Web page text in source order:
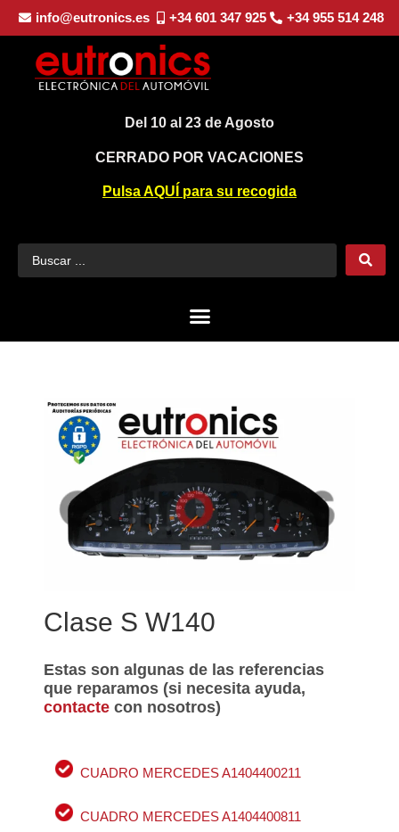
info@eutronics.es +34 601 347 925 +34 955 514 248
Del 10 al 23 de Agosto
CERRADO POR VACACIONES
Pulsa AQUÍ para su recogida
Clase S W140
Estas son algunas de las referencias
que reparamos (si necesita ayuda,
contactecon nosotros)
CUADRO MERCEDES A1404400211
CUADRO MERCEDES A1404400811